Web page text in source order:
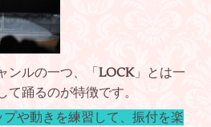
ンルの一つ、「LOCK」とは一
踊るのが特徴です。
や動きを練習して、振付を楽